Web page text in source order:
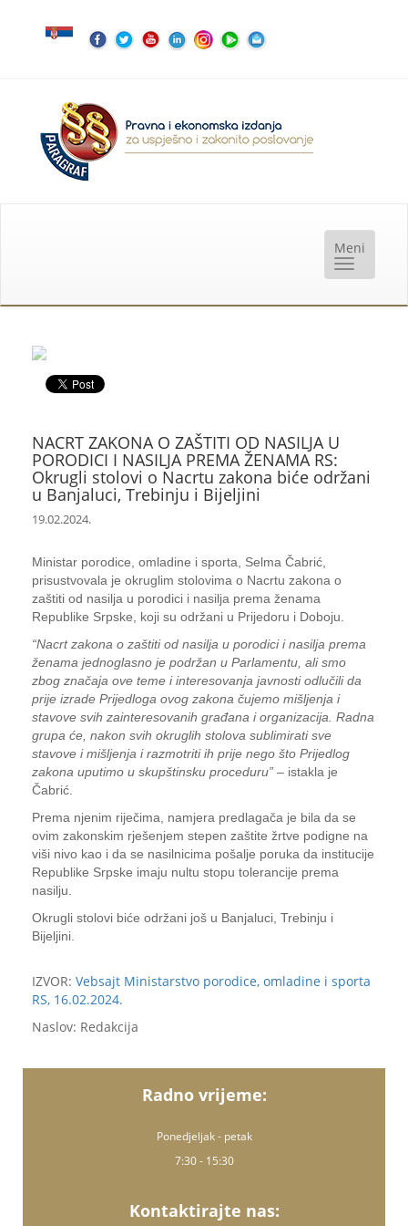
NACRT ZAKONA O ZAŠTITI OD NASILJA U
PORODICI I NASILJA PREMA ŽENAMA RS:
Okrugli stolovi o Nacrtu zakona biće održani
u Banjaluci, Trebinju i Bijeljini
19.02.2024.
Ministar porodice, omladine i sporta, Selma Čabrić,
prisustvovala je okruglim stolovima o Nacrtu zakona o
zaštiti od nasilja u porodici i nasilja prema ženama
Republike Srpske, koji su održani u Prijedoru i Doboju.
“Nacrt zakona o zaštiti od nasilja u porodici i nasilja prema
ženama jednoglasno je podržan u Parlamentu, ali smo
zbog značaja ove teme i interesovanja javnosti odlučili da
prije izrade Prijedloga ovog zakona čujemo mišljenja i
stavove svih zainteresovanih građana i organizacija. Radna
grupa će, nakon svih okruglih stolova sublimirati sve
stavove i mišljenja i razmotriti ih prije nego što Prijedlog
zakona uputimo u skupštinsku proceduru” – istakla je
Čabrić.
Prema njenim riječima, namjera predlagača je bila da se
ovim zakonskim rješenjem stepen zaštite žrtve podigne na
viši nivo kao i da se nasilnicima pošalje poruka da institucije
Republike Srpske imaju nultu stopu tolerancije prema
nasilju.
Okrugli stolovi biće održani još u Banjaluci, Trebinju i
Bijeljini.
IZVOR: Vebsajt Ministarstvo porodice, omladine i sporta
RS, 16.02.2024.
Naslov: Redakcija
Radno vrijeme:
Ponedjeljak - petak
7:30 - 15:30
Kontaktirajte nas: